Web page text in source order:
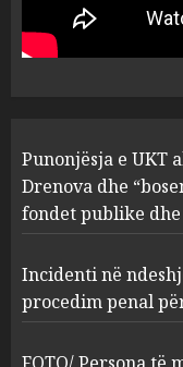
1
2
Punonjësja e UKT
Drenova dhe
fondet publike
Incidenti në
procedim penal
FOTO/ Persona të